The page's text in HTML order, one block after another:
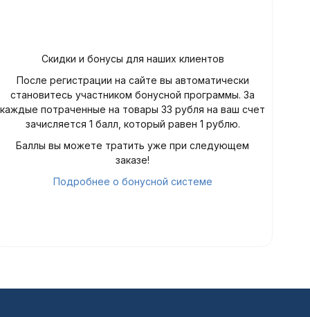
Скидки и бонусы для наших клиентов
После регистрации на сайте вы автоматически
становитесь участником бонусной программы. За
каждые потраченные на товары 33 рубля на ваш счет
зачисляется 1 балл, который равен 1 рублю.
Баллы вы можете тратить уже при следующем
заказе!
Подробнее о бонусной системе